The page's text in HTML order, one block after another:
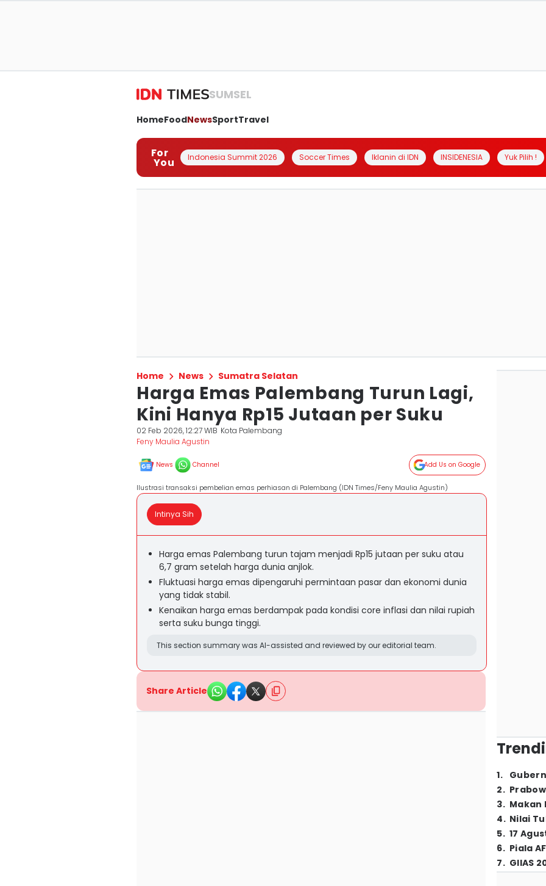
SUMSEL
HomeFoodNewsSportTravel
For
You Indonesia Summit 2026 Soccer Times Iklanin di IDN INSIDENESIA Yuk Pilih !
Home News Sumatra Selatan
Harga Emas Palembang Turun Lagi,
Kini Hanya Rp15 Jutaan per Suku
02 Feb 2026, 12:27 WIB Kota Palembang
Feny Maulia Agustin
News Channel Add Us on Google
Ilustrasi transaksi pembelian emas perhiasan di Palembang (IDN Times/Feny Maulia Agustin)
Intinya Sih
Harga emas Palembang turun tajam menjadi Rp15 jutaan per suku atau
6,7 gram setelah harga dunia anjlok.
Fluktuasi harga emas dipengaruhi permintaan pasar dan ekonomi dunia
yang tidak stabil.
Kenaikan harga emas berdampak pada kondisi core inflasi dan nilai rupiah
serta suku bunga tinggi.
This section summary was AI-assisted and reviewed by our editorial team.
Share Article
1.
2.
3. Makan
4. Nilai
5. 17
6. Piala
7. GIIAS